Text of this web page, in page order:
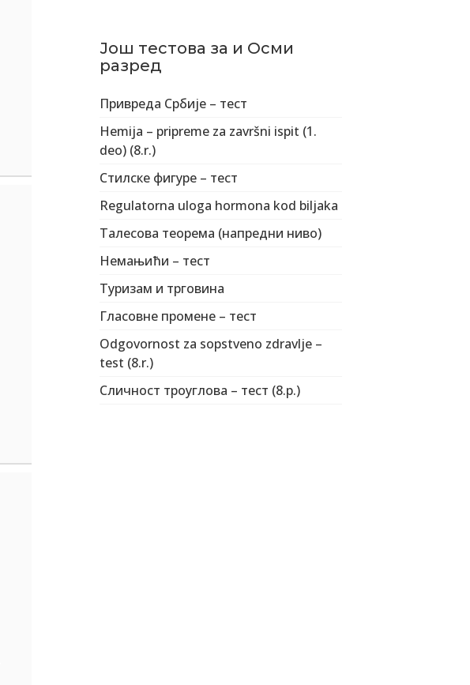
Још тестова за и Осми
разред
Привреда Србије – тест
Hemija – pripreme za završni ispit (1.
deo) (8.r.)
Стилске фигуре – тест
Regulatorna uloga hormona kod biljaka
Талесова теорема (напредни ниво)
Немањићи – тест
Туризам и трговина
Гласовне промене – тест
Odgovornost za sopstveno zdravlje –
test (8.r.)
Сличност троуглова – тест (8.р.)